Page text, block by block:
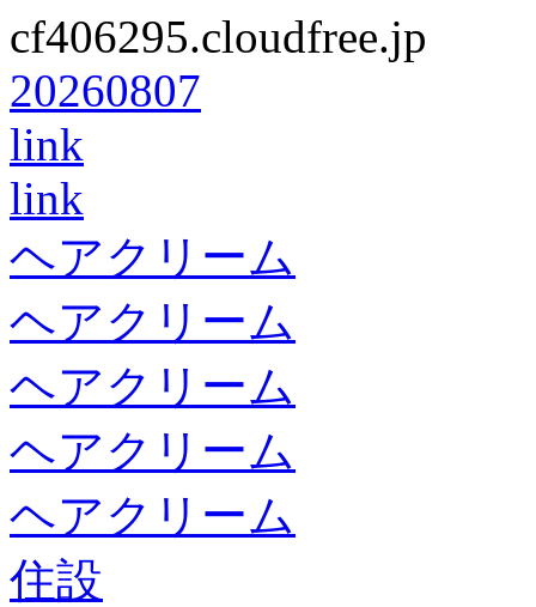
cf406295.cloudfree.jp
20260807
link
link
ヘアクリーム
ヘアクリーム
ヘアクリーム
ヘアクリーム
ヘアクリーム
住設